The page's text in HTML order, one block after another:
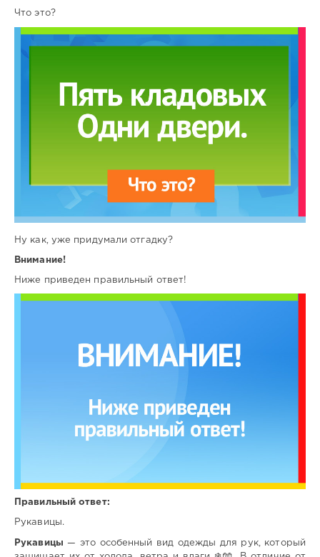
Что это?
Ну как, уже придумали отгадку?
Внимание!
Ниже приведен правильный ответ!
Правильный ответ:
Рукавицы.
Рукавицы — это особенный вид одежды для рук, который